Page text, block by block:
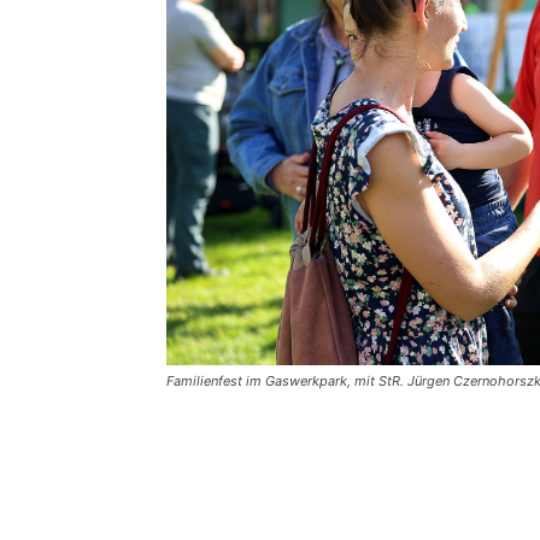
Familienfest im Gaswerkpark, mit StR. Jürgen